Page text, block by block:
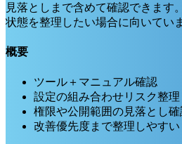
見落としまで含めて確認できます
状態を整理したい場合に向いてい
概要
ツール＋マニュアル確認
設定の組み合わせリスク整理
権限や公開範囲の見落とし確
改善優先度まで整理しやすい